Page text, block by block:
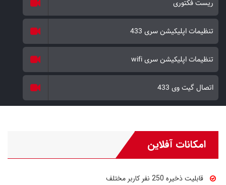
ریست فکتوری
تنظیمات اپلیکیشن سری 433
تنظیمات اپلیکیشن سری wifi
اتصال گیت وی 433
امکانات آفلاین
قابلیت ذخیره 250 نفر کاربر مختلف